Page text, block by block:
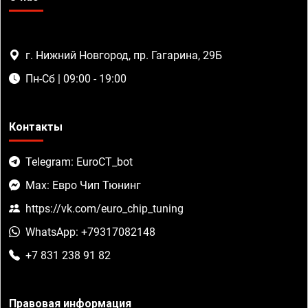
г. Нижний Новгород, пр. Гагарина, 29Б
Пн-Сб | 09:00 - 19:00
Контакты
Telegram: EuroCT_bot
Max: Евро Чип Тюнинг
https://vk.com/euro_chip_tuning
WhatsApp: +79317082148
+7 831 238 91 82
Правовая информация